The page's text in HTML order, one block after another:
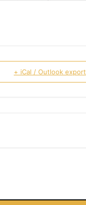
+ iCal / Outlook export